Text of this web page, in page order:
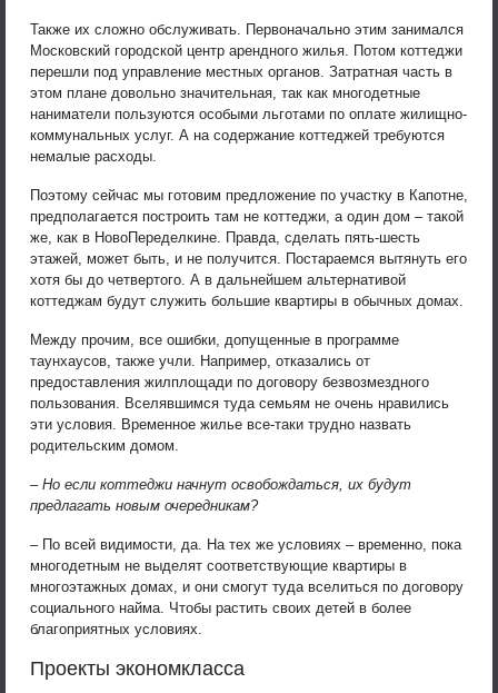
Также их сложно обслуживать. Первоначально этим занимался
Московский городской центр арендного жилья. Потом коттеджи
перешли под управление местных органов. Затратная часть в
этом плане довольно значительная, так как многодетные
наниматели пользуются особыми льготами по оплате жилищно-
коммунальных услуг. А на содержание коттеджей требуются
немалые расходы.
Поэтому сейчас мы готовим предложение по участку в Капотне,
предполагается построить там не коттеджи, а один дом – такой
же, как в НовоПеределкине. Правда, сделать пять-шесть
этажей, может быть, и не получится. Постараемся вытянуть его
хотя бы до четвертого. А в дальнейшем альтернативой
коттеджам будут служить большие квартиры в обычных домах.
Между прочим, все ошибки, допущенные в программе
таунхаусов, также учли. Например, отказались от
предоставления жилплощади по договору безвозмездного
пользования. Вселявшимся туда семьям не очень нравились
эти условия. Временное жилье все-таки трудно назвать
родительским домом.
– Но если коттеджи начнут освобождаться, их будут
предлагать новым очередникам?
– По всей видимости, да. На тех же условиях – временно, пока
многодетным не выделят соответствующие квартиры в
многоэтажных домах, и они смогут туда вселиться по договору
социального найма. Чтобы растить своих детей в более
благоприятных условиях.
Проекты экономкласса